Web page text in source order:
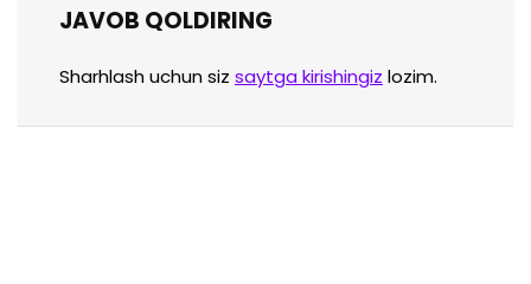
JAVOB QOLDIRING
Sharhlash uchun siz saytga kirishingiz lozim.